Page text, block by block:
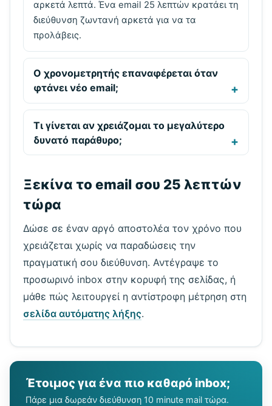
αρκετά λεπτά. Ένα email 25 λεπτών κρατάει τη
διεύθυνση ζωντανή αρκετά για να τα
προλάβεις.
Ο χρονομετρητής επαναφέρεται όταν
φτάνει νέο email;
Τι γίνεται αν χρειάζομαι το μεγαλύτερο
δυνατό παράθυρο;
Ξεκίνα το email σου 25 λεπτών
τώρα
Δώσε σε έναν αργό αποστολέα τον χρόνο που
χρειάζεται χωρίς να παραδώσεις την
πραγματική σου διεύθυνση. Αντέγραψε το
προσωρινό inbox στην κορυφή της σελίδας, ή
μάθε πώς λειτουργεί η αντίστροφη μέτρηση στη
σελίδα αυτόματης λήξης.
Έτοιμος για ένα πιο καθαρό inbox;
Πάρε μια δωρεάν διεύθυνση 10 minute mail τώρα.